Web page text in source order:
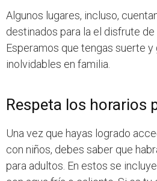
Algunos lugares, incluso,
destinados para la el disfrute de
Esperamos que tengas suerte
inolvidables en familia.
Respeta los horarios
Una vez que hayas logrado
con niños, debes saber que
para adultos. En estos se